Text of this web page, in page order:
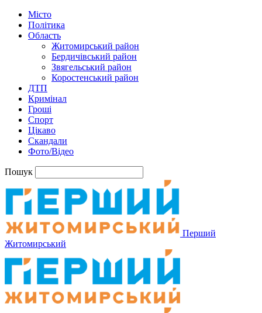
Місто
Політика
Область
Житомирський район
Бердичівський район
Звягельський район
Коростенський район
ДТП
Кримінал
Гроші
Спорт
Цікаво
Скандали
Фото/Відео
Пошук
Перший
Житомирський